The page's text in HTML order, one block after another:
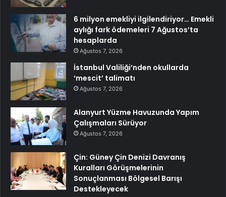
6 milyon emekliyi ilgilendiriyor… Emekli
aylığı fark ödemeleri 7 Ağustos’ta
hesaplarda
Ağustos 7, 2026
İstanbul Valiliği’nden okullarda
‘mescit’ talimatı
Ağustos 7, 2026
Alanyurt Yüzme Havuzunda Yapım
Çalışmaları Sürüyor
Ağustos 7, 2026
Çin: Güney Çin Denizi Davranış
Kuralları Görüşmelerinin
Sonuçlanması Bölgesel Barışı
Destekleyecek